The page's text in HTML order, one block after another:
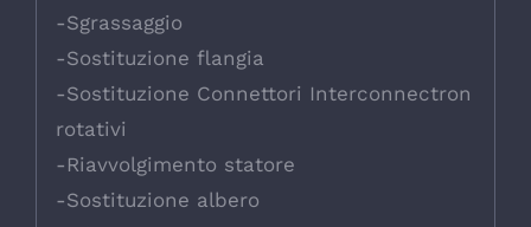
-Sgrassaggio
-Sostituzione flangia
-Sostituzione Connettori Interconnectron
rotativi
-Riavvolgimento statore
-Sostituzione albero